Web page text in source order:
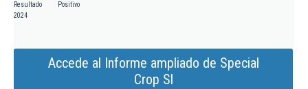
Resultado
2024
Positivo
Accede al Informe ampliado de Special
Crop Sl